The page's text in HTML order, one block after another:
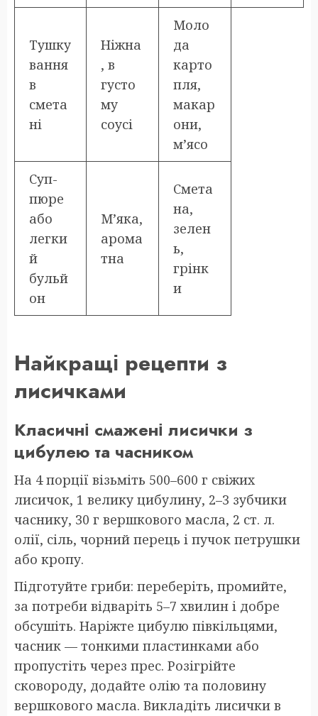
Тушку
вання
в
смета
ні
Ніжна
, в
густо
му
соусі
Моло
да
карто
пля,
макар
они,
м’ясо
Суп-
пюре
або
легки
й
бульй
он
М’яка,
арома
тна
Смета
на,
зелен
ь,
грінк
и
Найкращі рецепти з
лисичками
Класичні смажені лисички з
цибулею та часником
На 4 порції візьміть 500–600 г свіжих
лисичок, 1 велику цибулину, 2–3 зубчики
часнику, 30 г вершкового масла, 2 ст. л.
олії, сіль, чорний перець і пучок петрушки
або кропу.
Підготуйте гриби: переберіть, промийте,
за потреби відваріть 5–7 хвилин і добре
обсушіть. Наріжте цибулю півкільцями,
часник — тонкими пластинками або
пропустіть через прес. Розігрійте
сковороду, додайте олію та половину
вершкового масла. Викладіть лисички в